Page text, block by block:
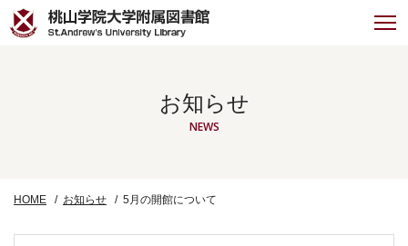
お知らせ
NEWS
HOME お知らせ 5月の開館について